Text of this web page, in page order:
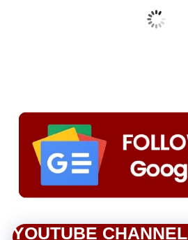
YOUTUBE CHANNEL